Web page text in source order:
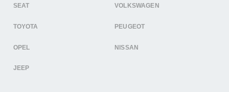
SEAT VOLKSWAGEN
TOYOTA PEUGEOT
OPEL NISSAN
JEEP